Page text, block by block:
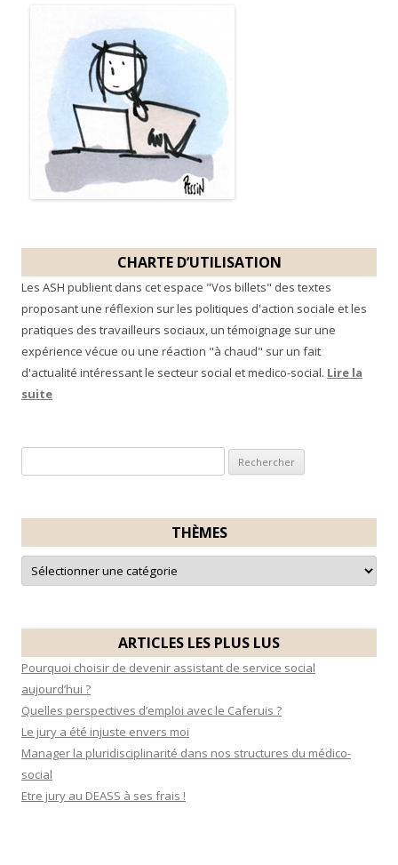
CHARTE D’UTILISATION
Les ASH publient dans cet espace "Vos billets" des textes
proposant une réflexion sur les politiques d'action sociale et les
pratiques des travailleurs sociaux, un témoignage sur une
expérience vécue ou une réaction "à chaud" sur un fait
d'actualité intéressant le secteur social et medico-social. Lire la
suite
e
h
e
c
e
:
THÈMES
T
m
ARTICLES LES PLUS LUS
Pourquoi choisir de devenir assistant de service social
aujourd’hui ?
Quelles perspectives d’emploi avec le Caferuis ?
Le jury a été injuste envers moi
Manager la pluridisciplinarité dans nos structures du médico-
social
Etre jury au DEASS à ses frais !